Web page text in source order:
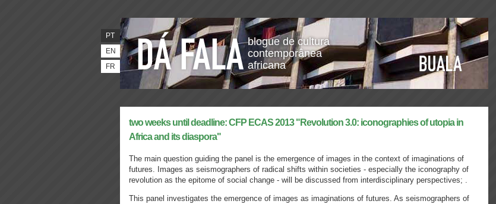
blogue de cultura
contemporânea
africana
PT
EN
FR
two weeks until deadline: CFP ECAS 2013 "Revolution 3.0: iconographies of utopia in
Africa and its diaspora"
The main question guiding the panel is the emergence of images in the context of imaginations of
futures. Images as seismographers of radical shifts within societies - especially the iconography of
revolution as the epitome of social change - will be discussed from interdisciplinary perspectives; .
This panel investigates the emergence of images as imaginations of futures. As seismographers of